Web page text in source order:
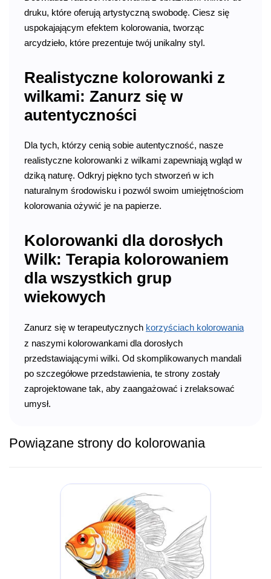
druku, które oferują artystyczną swobodę. Ciesz się
uspokajającym efektem kolorowania, tworząc
arcydzieło, które prezentuje twój unikalny styl.
Realistyczne kolorowanki z
wilkami: Zanurz się w
autentyczności
Dla tych, którzy cenią sobie autentyczność, nasze
realistyczne kolorowanki z wilkami zapewniają wgląd w
dziką naturę. Odkryj piękno tych stworzeń w ich
naturalnym środowisku i pozwól swoim umiejętnościom
kolorowania ożywić je na papierze.
Kolorowanki dla dorosłych
Wilk: Terapia kolorowaniem
dla wszystkich grup
wiekowych
Zanurz się w terapeutycznych korzyściach kolorowania
z naszymi kolorowankami dla dorosłych
przedstawiającymi wilki. Od skomplikowanych mandali
po szczegółowe przedstawienia, te strony zostały
zaprojektowane tak, aby zaangażować i zrelaksować
umysł.
Powiązane strony do kolorowania